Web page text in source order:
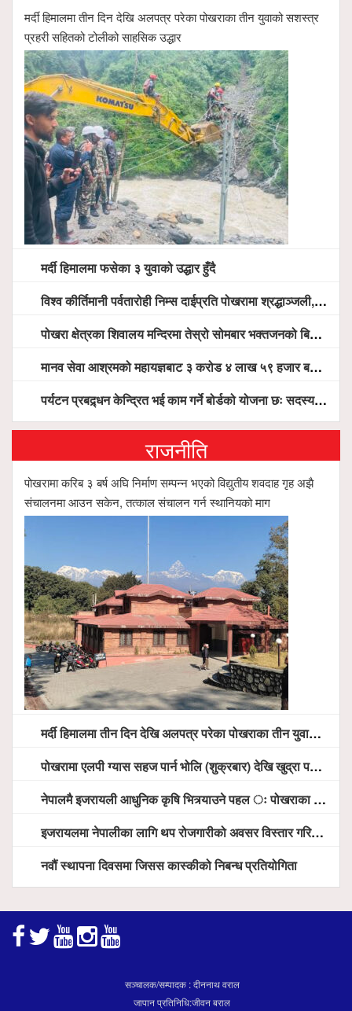
मर्दी हिमालमा तीन दिन देखि अलपत्र परेका पोखराका तीन युवाको सशस्त्र
प्रहरी सहितको टोलीको साहसिक उद्धार
मर्दी हिमालमा फसेका ३ युवाको उद्धार हुँदै
विश्व कीर्तिमानी पर्वतारोही निम्स दाईप्रति पोखरामा श्रद्धाञ्जली, दीप प्रज्वलन गर्दै योगदानको प्रशंसा (भिडियो सहित)
पोखरा क्षेत्रका शिवालय मन्दिरमा तेस्रो सोमबार भक्तजनको बिहानैदेखि घुइँचो
मानव सेवा आश्रमको महायज्ञबाट ३ करोड ४ लाख ५९ हजार बचत, १ करोड ४४ लाख उठ्न बाँकी, विना संचार माध्यम तर प्रचार प्रसारमै भयो १९ लाख खर्च !
पर्यटन प्रबद्र्धन केन्द्रित भई काम गर्ने बोर्डको योजना छः सदस्य पोखरेल, चलिय पोखरालाई थप प्रभावकारी बनाउन होटल संघको माग
राजनीति
पोखरामा करिब ३ बर्ष अघि निर्माण सम्पन्न भएको विद्युतीय शवदाह गृह अझै
संचालनमा आउन सकेन, तत्काल संचालन गर्न स्थानियको माग
मर्दी हिमालमा तीन दिन देखि अलपत्र परेका पोखराका तीन युवाको सशस्त्र प्रहरी सहितको टोलीको साहसिक उद्धार
पोखरामा एलपी ग्यास सहज पार्न भोलि (शुक्रबार) देखि खुद्रा पसलबाटै बिक्रि वितरण हुने, स्टोर नगर्न आग्रह
नेपालमै इजरायली आधुनिक कृषि भित्र्याउने पहल ः पोखराका मेयर धनराज आचार्य र इजरायली राजदूतबीच सहकार्य विस्तारको संकेत
इजरायलमा नेपालीका लागि थप रोजगारीको अवसर विस्तार गरिने ः राजदूत बास
नवौं स्थापना दिवसमा जिसस कास्कीको निबन्ध प्रतियोगिता
सञ्चालक/सम्पादक : दीननाथ वराल
जापान प्रतिनिधि:जीवन बराल